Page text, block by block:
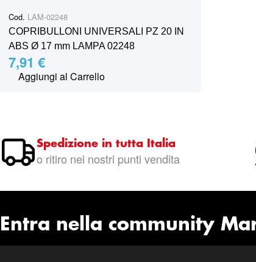
Cod. LAM-02248
COPRIBULLONI UNIVERSALI PZ 20 IN
ABS Ø 17 mm LAMPA 02248
7,91 €
Aggiungi al Carrello
Spedizione in tutta Italia
o ritiro nei nostri punti vendita
Entra nella community